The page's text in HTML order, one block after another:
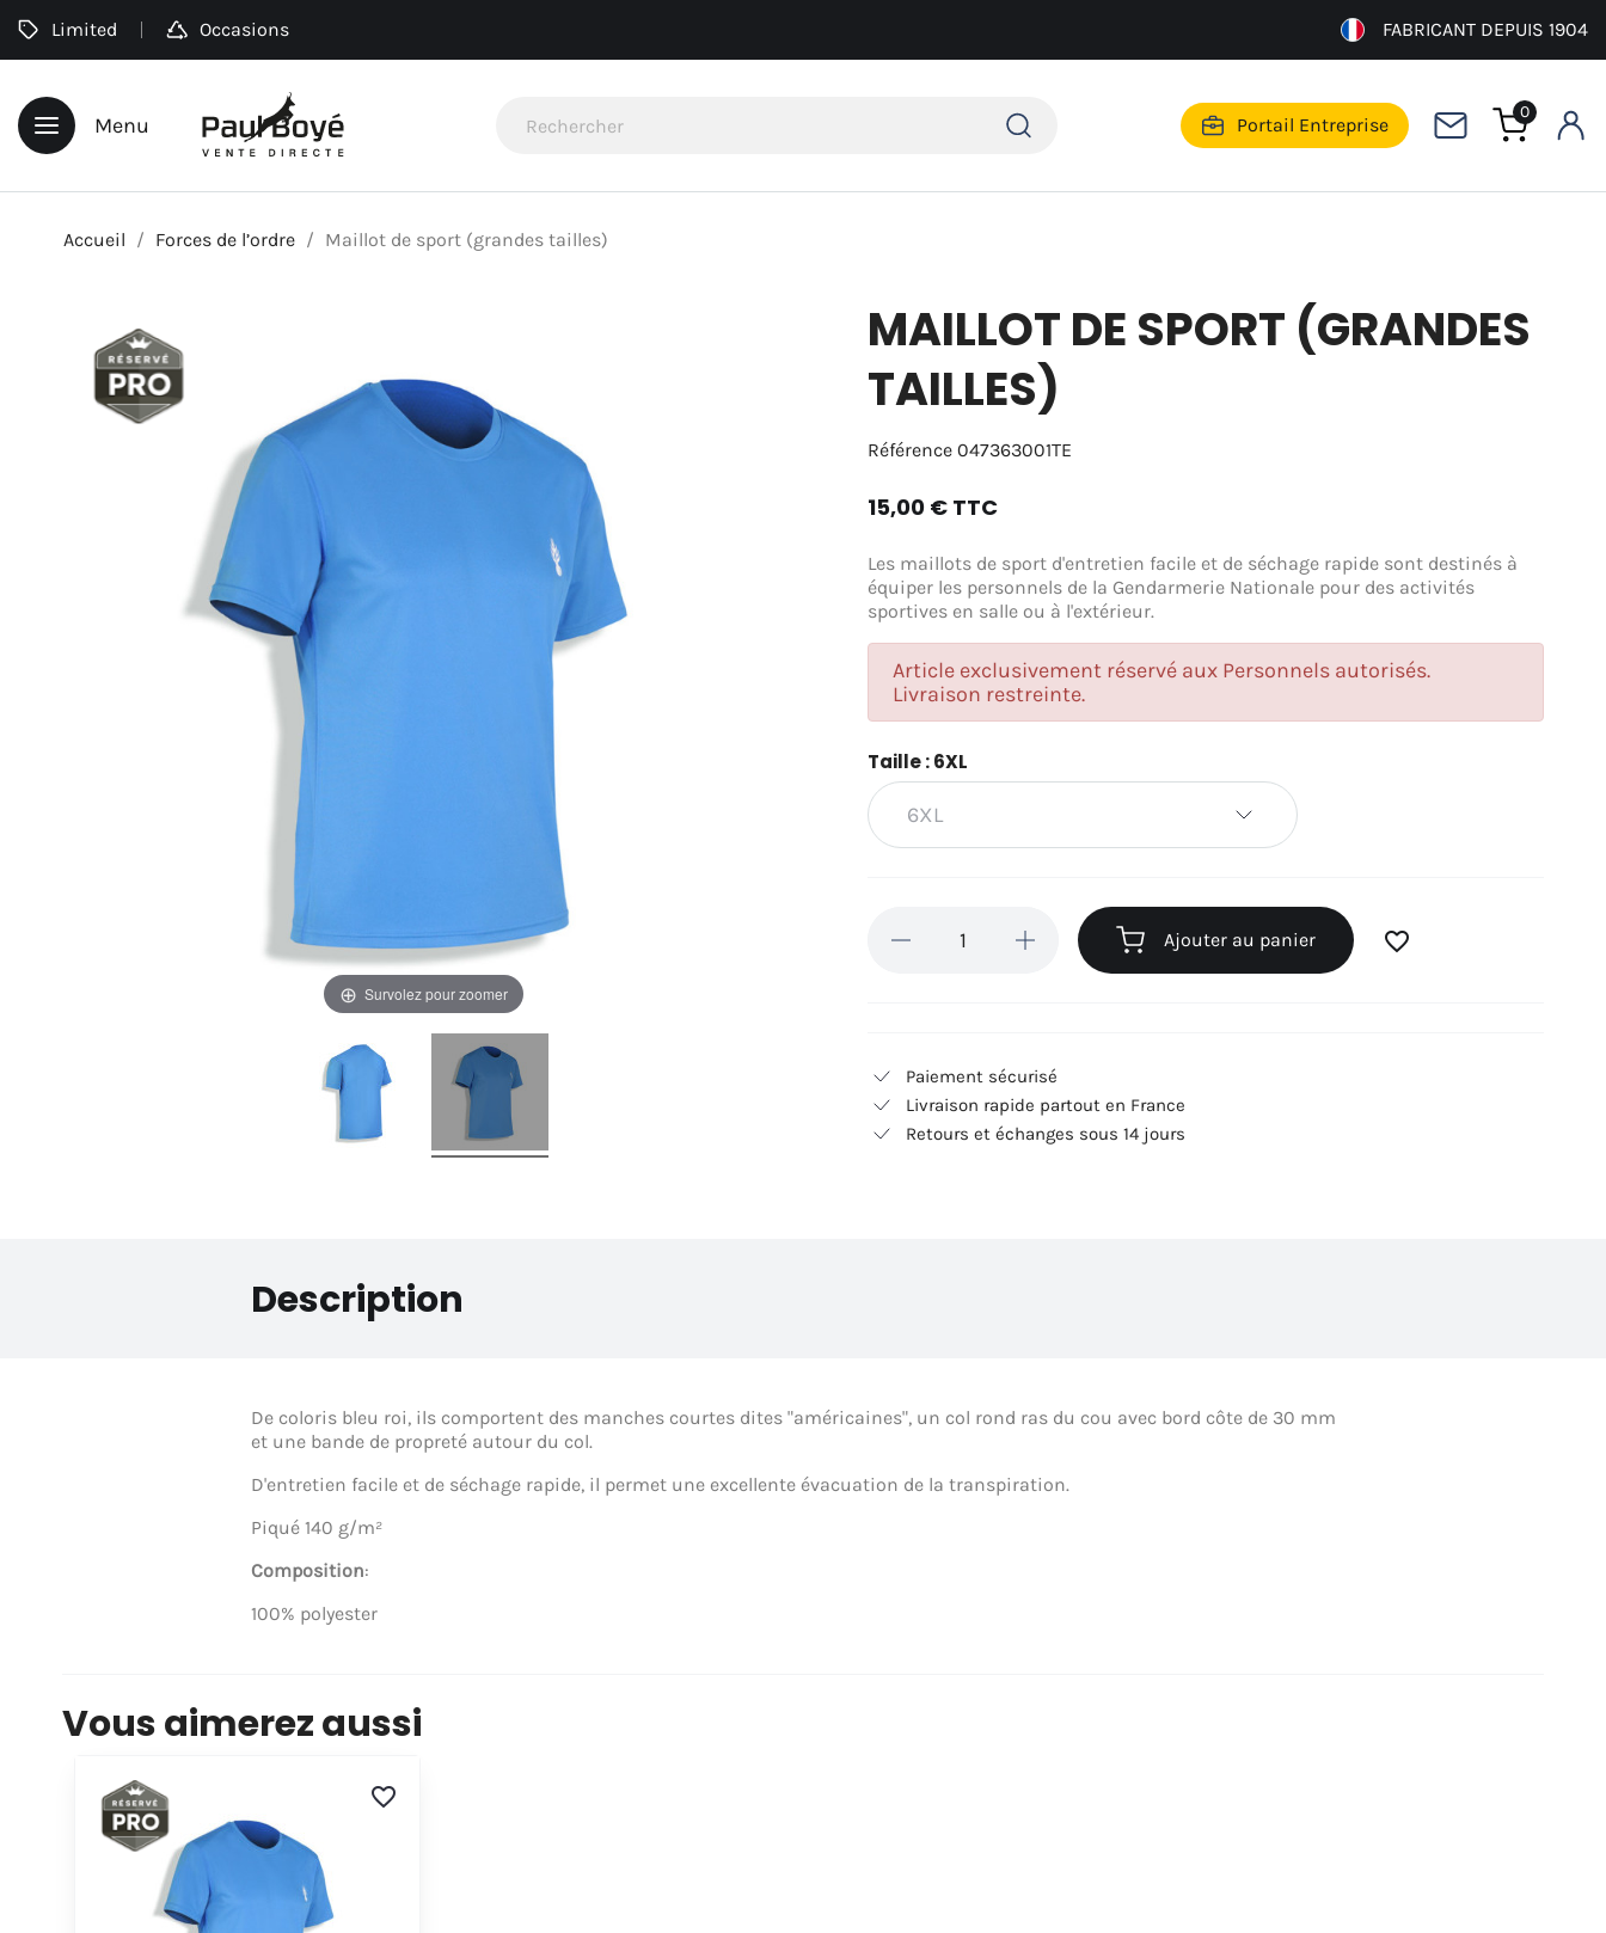
Limited Occasions FABRICANT DEPUIS 1904
Menu Portail Entreprise
0
Accueil Forces de l’ordre Maillot de sport (grandes tailles)
Survolez pour zoomer
MAILLOT DE SPORT (GRANDES
TAILLES)
Référence 047363001TE
15,00 € TTC
Les maillots de sport d'entretien facile et de séchage rapide sont destinés à
équiper les personnels de la Gendarmerie Nationale pour des activités
sportives en salle ou à l'extérieur.
Article exclusivement réservé aux Personnels autorisés.
Livraison restreinte.
Taille : 6XL
Ajouter au panier favorite_border
Paiement sécurisé
Livraison rapide partout en France
Retours et échanges sous 14 jours
Description
De coloris bleu roi, ils comportent des manches courtes dites "américaines", un col rond ras du cou avec bord côte de 30 mm
et une bande de propreté autour du col.
D'entretien facile et de séchage rapide, il permet une excellente évacuation de la transpiration.
Piqué 140 g/m²
Composition:
100% polyester
Vous aimerez aussi
favorite_border